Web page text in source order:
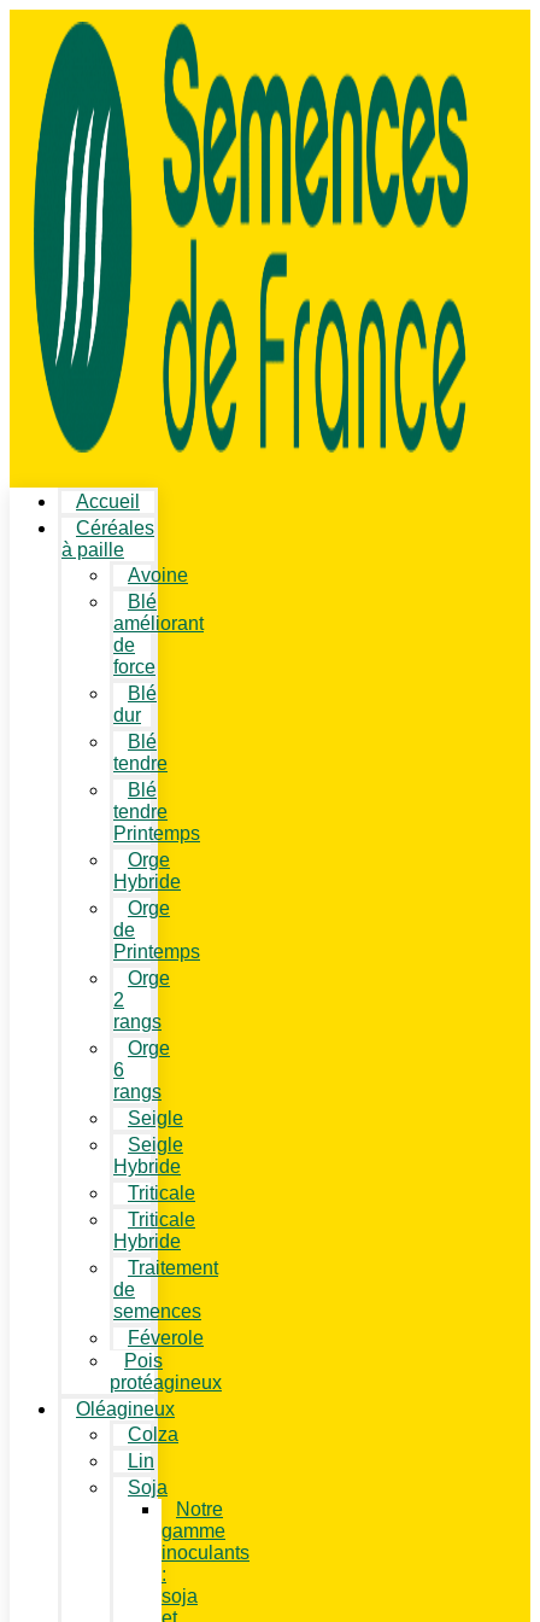
Accueil
Céréales
à paille
Avoine
Blé
améliorant
de
force
Blé
dur
Blé
tendre
Blé
tendre
Printemps
Orge
Hybride
Orge
de
Printemps
Orge
2
rangs
Orge
6
rangs
Seigle
Seigle
Hybride
Triticale
Triticale
Hybride
Traitement
de
semences
Féverole
Pois
protéagineux
Oléagineux
Colza
Lin
Soja
Notre
gamme
inoculants
:
soja
et